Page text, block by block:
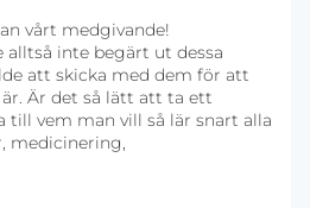
vårt medgivande!
alltså inte begärt ut dessa
att skicka med dem för att
är. Är det så lätt att ta ett
till vem man vill så lär snart alla
medicinering,